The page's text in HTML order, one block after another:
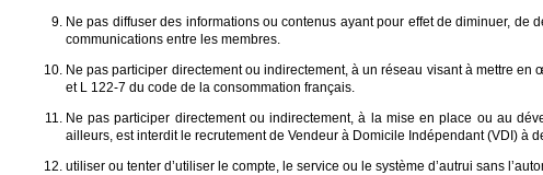
Ne pas diffuser des informations ou contenus ayant pour effet de diminuer, de
communications entre les membres.
Ne pas participer directement ou indirectement, à un réseau visant à mettre
et L 122-7 du code de la consommation français.
Ne pas participer directement ou indirectement, à la mise en place ou au
ailleurs, est interdit le recrutement de Vendeur à Domicile Indépendant (VDI) à
utiliser ou tenter d’utiliser le compte, le service ou le système d’autrui sans